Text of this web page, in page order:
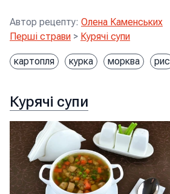
Автор рецепту: Олена Каменських
Перші страви > Курячі супи
картопля курка морква рис
Курячі супи